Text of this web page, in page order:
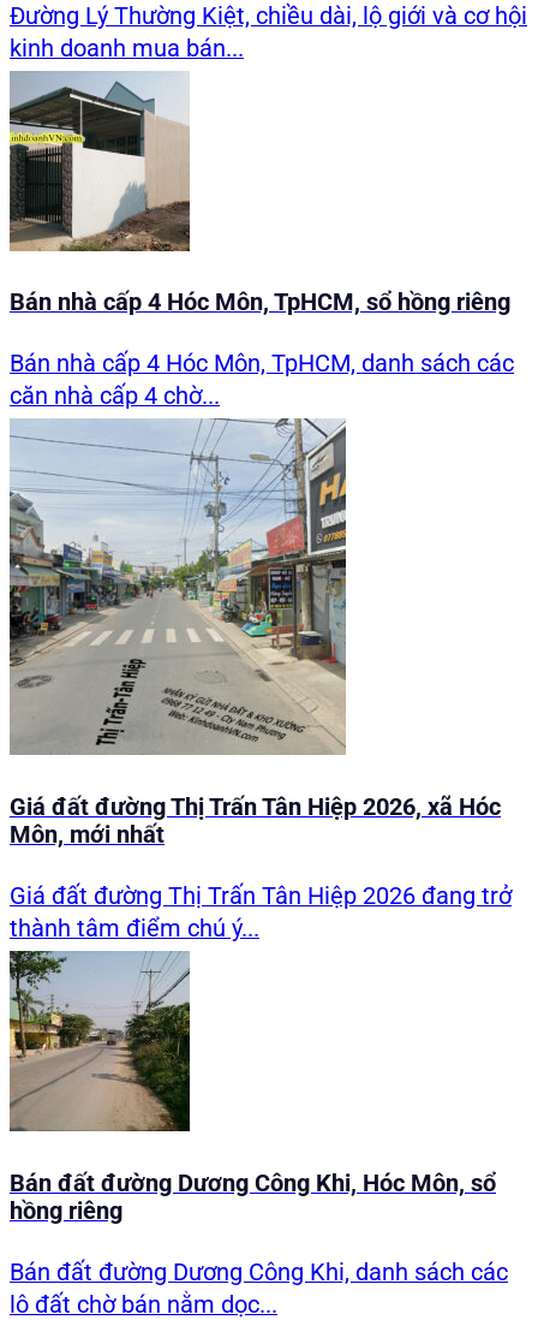
Đường Lý Thường Kiệt, chiều dài, lộ giới và cơ hội
kinh doanh mua bán...
Bán nhà cấp 4 Hóc Môn, TpHCM, sổ hồng riêng
Bán nhà cấp 4 Hóc Môn, TpHCM, danh sách các
căn nhà cấp 4 chờ...
Giá đất đường Thị Trấn Tân Hiệp 2026, xã Hóc
Môn, mới nhất
Giá đất đường Thị Trấn Tân Hiệp 2026 đang trở
thành tâm điểm chú ý...
Bán đất đường Dương Công Khi, Hóc Môn, sổ
hồng riêng
Bán đất đường Dương Công Khi, danh sách các
lô đất chờ bán nằm dọc...